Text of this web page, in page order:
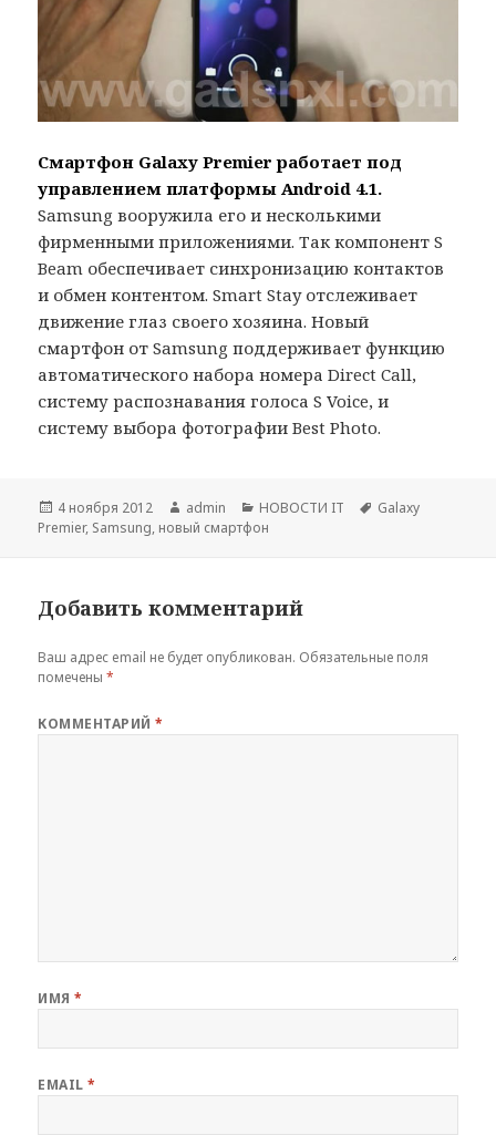
Смартфон Galaxy Premier работает под
управлением платформы Android 4.1.
Samsung вооружила его и несколькими
фирменными приложениями. Так компонент S
Beam обеспечивает синхронизацию контактов
и обмен контентом. Smart Stay отслеживает
движение глаз своего хозяина. Новый
смартфон от Samsung поддерживает функцию
автоматического набора номера Direct Call,
систему распознавания голоса S Voice, и
систему выбора фотографии Best Photo.
Опубликовано
4 ноября 2012 Автор
admin Рубрики
НОВОСТИ IT Метки
Galaxy
Premier, Samsung, новый смартфон
Добавить комментарий
Ваш адрес email не будет опубликован. Обязательные поля
помечены*
КОММЕНТАРИЙ*
ИМЯ*
EMAIL*